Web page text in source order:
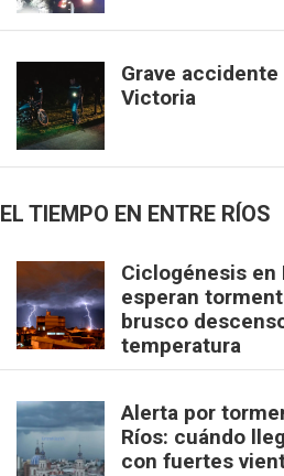
Grave
Victoria
EL TIEMPO EN ENTRE RÍOS
Ciclogénesis en
esperan
brusco
temperatura
Alerta por
Ríos: cuándo
con fuertes